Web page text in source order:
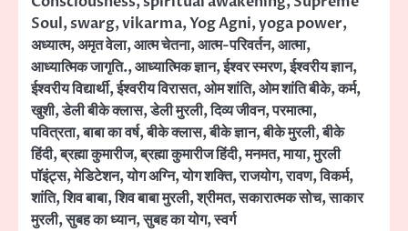
Soul,swarg,vikarma,Yog Agni,yoga power,
अध्यात्म,अमृत वेला,आत्म चेतना,आत्म-परिवर्तन,आत्मा,
आध्यात्मिक जागृति.,आध्यात्मिक ज्ञान,ईश्वर स्मरण,ईश्वरीय ज्ञान,
ईश्वरीय विद्यार्थी,ईश्वरीय विरासत,ओम शांति,ओम शांति बीके,कर्म,
खुशी,डेली बीके क्लास,डेली मुरली,दिव्य जीवन,परमात्मा,
पवित्रता,बाबा का वर्ष,बीके क्लास,बीके ज्ञान,बीके मुरली,बीके
हिंदी,ब्रह्मा कुमारीज,ब्रह्मा कुमारीज हिंदी,मनमत,माया,मुरली
पॉइंट्स,मेडिटेशन,योग अग्नि,योग शक्ति,राजयोग,रावण,विकर्म,
शांति,शिव बाबा,शिव बाबा मुरली,श्रीमत,सकारात्मक सोच,साकार
मुरली,सुबह का ध्यान,सुबह का योग,स्वर्ग